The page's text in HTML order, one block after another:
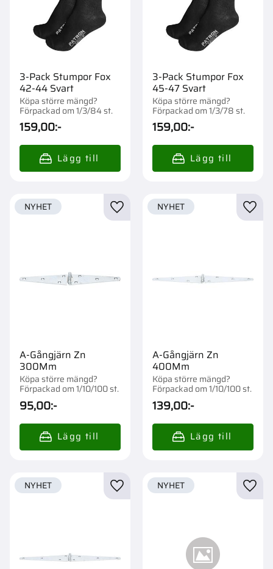
3-Pack Stumpor Fox
42-44 Svart
Köpa större mängd?
Förpackad om 1/3/84 st.
159,00:-
3-Pack Stumpor Fox
45-47 Svart
Köpa större mängd?
Förpackad om 1/3/78 st.
159,00:-
A-Gångjärn Zn
300Mm
Köpa större mängd?
Förpackad om 1/10/100 st.
95,00:-
NYHET Lägg till i favoriter
A-Gångjärn Zn
400Mm
Köpa större mängd?
Förpackad om 1/10/100 st.
139,00:-
NYHET
NYHET Lägg till i favoriter
NYHET